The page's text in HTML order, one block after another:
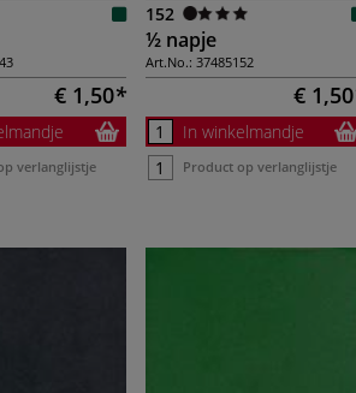
€ 1,50
verlanglijstje
152
½ napje
Art.No.: 37485152
€ 1,50
In winkelmandje
Product op verlanglijstje